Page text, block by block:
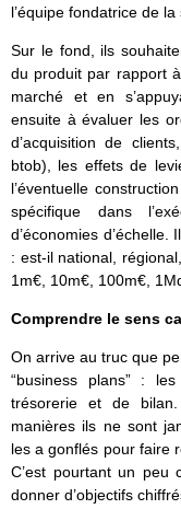
l’équipe fondatrice de
Sur le fond, ils
du produit par rapport
marché et en
ensuite à évaluer les
d’acquisition de
btob), les effets de
l’éventuelle
spécifique dans
d’économies
: est-il national,
1m€, 10m€, 100m€,
Comprendre le sens
On arrive au truc que
“business plans” :
trésorerie et de bilan.
manières ils ne sont
les a gonflés pour faire
C’est pourtant un peu
donner d’objectifs